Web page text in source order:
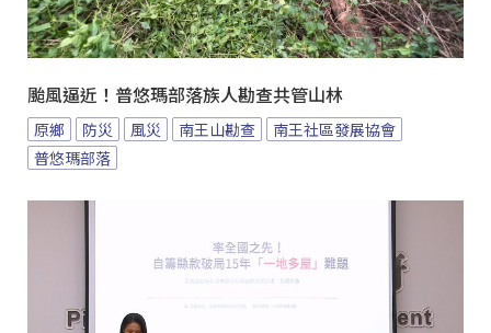
颱風逼近！普悠瑪部落族人勘查共管山林
原鄉 防災 風災 南王山勘查
南王社區發展協會
普悠瑪部落